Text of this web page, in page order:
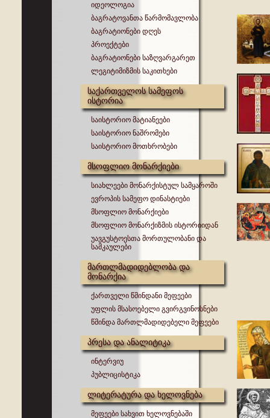
იდეოლოგია
ბაგრატოვანთა წარმომავლობა
ბაგრატიონები დღეს
პროექტები
ბაგრატიონები საზღვარგარეთ
ლეგიტიმიზმის საკითხები
საქართველოს სამეფოს
ისტორია
საისტორიო მატიანეები
საისტორიო ნაშრომები
საისტორიო მოთხრობები
მსოფლიო მონარქიები
სიახლეები მონარქისტულ სამყაროში
ევროპის სამეფო დინასტიები
მსოფლიო მონარქიები
მსოფლიო მონარქიზმის ისტორიიდან
უავგუსტოესთა მორთულობანი და
სამკაულები
მართლმადიდებლობა და
მონარქია
ქართველი წმინდანი მეფეები
უფლის მსასოებელი გვირგვინოსნები
წმინდა მართლმადიდებელი მეფეები
პრესა და ანალიტიკა
ინტერვიუ
პუბლიცისტიკა
ლიტერატურა და ხელოვნება
მეფეები სახვით ხელოვნებაში